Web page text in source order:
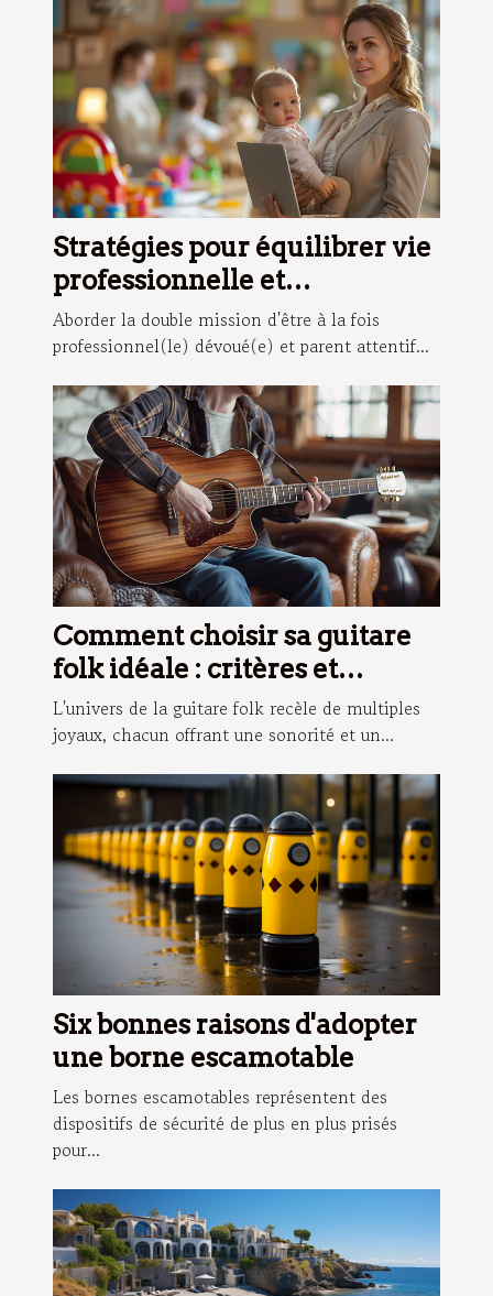
Stratégies pour équilibrer vie
professionnelle et
responsabilités de maman
Aborder la double mission d'être à la fois
professionnel(le) dévoué(e) et parent attentif...
Comment choisir sa guitare
folk idéale : critères et
conseils
L'univers de la guitare folk recèle de multiples
joyaux, chacun offrant une sonorité et un...
Six bonnes raisons d'adopter
une borne escamotable
Les bornes escamotables représentent des
dispositifs de sécurité de plus en plus prisés
pour...